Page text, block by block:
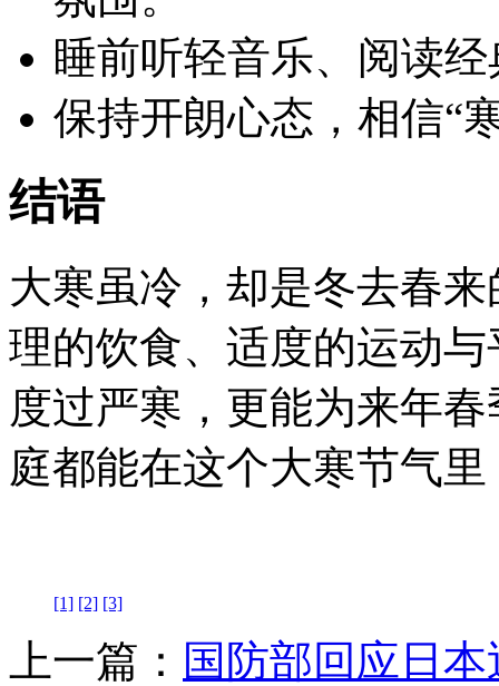
睡前听轻音乐、阅读
保持开朗心态，相信“
结语
大寒虽冷，却是冬去春
理的饮食、适度的运动
度过严寒，更能为来年
庭都能在这个大寒节气
[1] [2] [3]
上一篇： 国防部回应日